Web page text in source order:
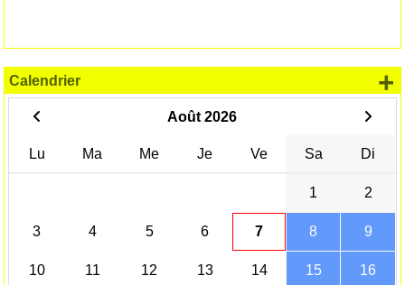
Calendrier
Août 2026
Lu Ma Me Je Ve Sa Di
1 2
3 4 5 6 7 8 9
10 11 12 13 14 15 16
+